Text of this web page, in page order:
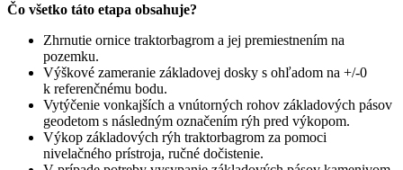
Čo všetko táto etapa obsahuje?
Zhrnutie ornice traktorbagrom a jej premiestnením na
pozemku.
Výškové zameranie základovej dosky s ohľadom na +/-0
k referenčnému bodu.
Vytýčenie vonkajších a vnútorných rohov základových pásov
geodetom s následným označením rýh pred výkopom.
Výkop základových rýh traktorbagrom za pomoci
nivelačného prístroja, ručné dočistenie.